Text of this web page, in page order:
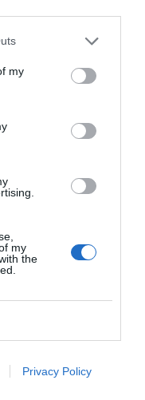
my
my
the
Privacy Policy
que importan
dos pleitos
700.000
sesión del
puntos,